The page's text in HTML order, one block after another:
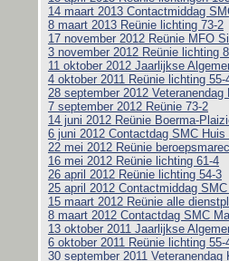
14 maart 2013 Contactmiddag
8 maart 2013 Reünie lichting 73-2
17 november 2012 Reünie MFO
3 november 2012 Reünie lichting
11 oktober 2012 Jaarlijkse
4 oktober 2011 Reünie lichting 55-
28 september 2012
7 september 2012 Reünie 73-2
14 juni 2012 Reünie Boerma-
6 juni 2012 Contactdag SMC Huis
22 mei 2012 Reünie
16 mei 2012 Reünie lichting 61-4
26 april 2012 Reünie lichting 54-3
25 april 2012 Contactmiddag
15 maart 2012 Reünie alle
8 maart 2012 Contactdag SMC
13 oktober 2011 Jaarlijkse
6 oktober 2011 Reünie lichting 55-
30 september 2011